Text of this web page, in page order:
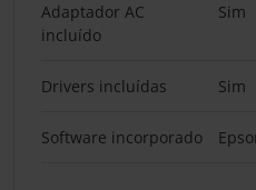
Adaptador AC
incluído
Sim
Drivers incluídas Sim
Software incorporado